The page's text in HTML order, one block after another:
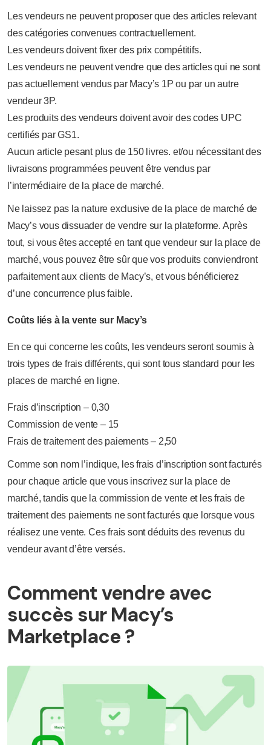
Les vendeurs ne peuvent proposer que des articles relevant
des catégories convenues contractuellement.
Les vendeurs doivent fixer des prix compétitifs.
Les vendeurs ne peuvent vendre que des articles qui ne sont
pas actuellement vendus par Macy’s 1P ou par un autre
vendeur 3P.
Les produits des vendeurs doivent avoir des codes UPC
certifiés par GS1.
Aucun article pesant plus de 150 livres. et/ou nécessitant des
livraisons programmées peuvent être vendus par
l’intermédiaire de la place de marché.
Ne laissez pas la nature exclusive de la place de marché de
Macy’s vous dissuader de vendre sur la plateforme. Après
tout, si vous êtes accepté en tant que vendeur sur la place de
marché, vous pouvez être sûr que vos produits conviendront
parfaitement aux clients de Macy’s, et vous bénéficierez
d’une concurrence plus faible.
Coûts liés à la vente sur Macy’s
En ce qui concerne les coûts, les vendeurs seront soumis à
trois types de frais différents, qui sont tous standard pour les
places de marché en ligne.
Frais d’inscription – 0,30
Commission de vente – 15
Frais de traitement des paiements – 2,50
Comme son nom l’indique, les frais d’inscription sont facturés
pour chaque article que vous inscrivez sur la place de
marché, tandis que la commission de vente et les frais de
traitement des paiements ne sont facturés que lorsque vous
réalisez une vente. Ces frais sont déduits des revenus du
vendeur avant d’être versés.
Comment vendre avec
succès sur Macy’s
Marketplace ?